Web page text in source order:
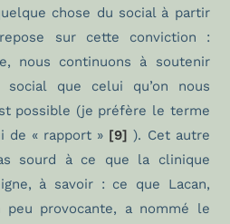
chose du social à partir
sur cette conviction :
nous continuons à soutenir
social que celui qu’on nous
possible (je préfère le terme
de « rapport » [9]). Cet autre
sourd à ce que la clinique
à savoir : ce que Lacan,
provocante, a nommé le